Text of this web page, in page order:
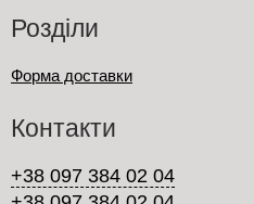
Розділи
Форма доставки
Контакти
+38 097 384 02 04